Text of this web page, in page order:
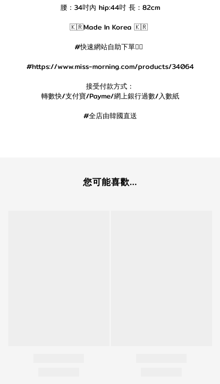
腰：34吋內 hip:44吋 長：82cm
🇰🇷Made In Korea 🇰🇷
#快速網站自助下單👇🏻
#https://www.miss-morning.com/products/34064
接受付款方式：
轉數快/支付寶/Payme/網上銀行過數/入數紙
#全店由韓國直送
您可能喜歡...